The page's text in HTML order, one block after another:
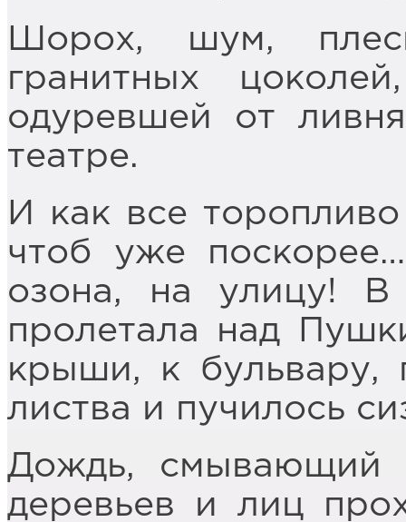
Шорох, шум,
гранитных
одуревшей от
театре.
И как все
чтоб уже
озона, на улицу! В
пролетала над
крыши, к бульвару,
листва и пучилось
Дождь, смывающий
деревьев и лиц